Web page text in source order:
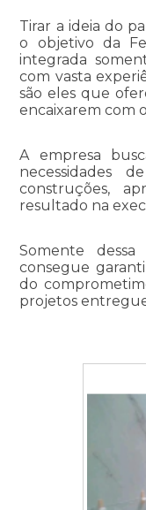
Tirar a ideia do
o objetivo da
integrada
com vasta
são eles que
encaixarem com
A empresa
necessidades
construções,
resultado na
Somente
consegue
do
projetos